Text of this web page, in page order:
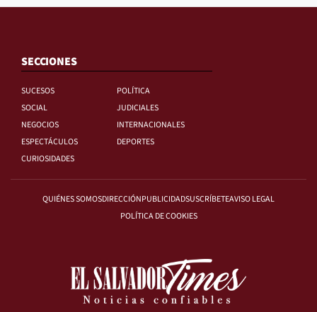
SECCIONES
SUCESOS
POLÍTICA
SOCIAL
JUDICIALES
NEGOCIOS
INTERNACIONALES
ESPECTÁCULOS
DEPORTES
CURIOSIDADES
QUIÉNES SOMOSDIRECCIÓNPUBLICIDADSUSCRÍBETEAVISO LEGAL
POLÍTICA DE COOKIES